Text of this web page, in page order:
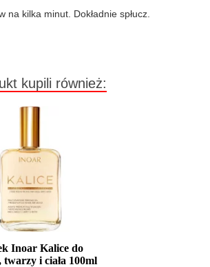
na kilka minut. Dokładnie spłucz.
kupili również:
Inoar Kalice do
twarzy i ciała 100ml